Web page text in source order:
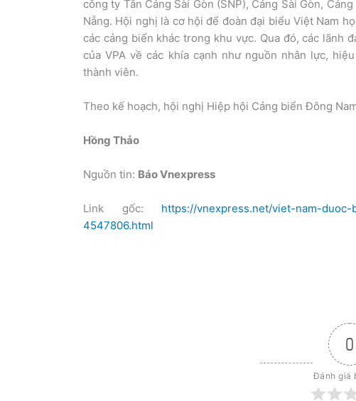
công ty Tân Cảng Sài Gòn (SNP), Cảng Sài Gòn,
Nẵng. Hội nghị là cơ hội để đoàn đại biểu Việt Nam
các cảng biển khác trong khu vực. Qua đó, các lãnh
của VPA về các khía cạnh như nguồn nhân lực,
thành viên.
Theo kế hoạch, hội nghị Hiệp hội Cảng biển Đông
Hồng Thảo
Nguồn tin: Báo Vnexpress
Link gốc: https://vnexpress.net/viet-nam-
4547806.html
0
Đánh giá